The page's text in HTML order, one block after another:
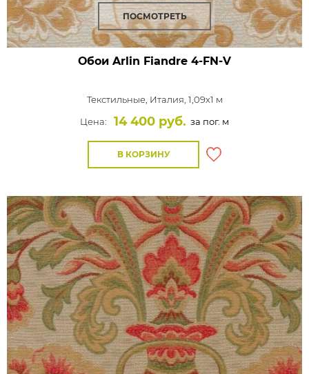
ПОСМОТРЕТЬ
Обои Arlin Fiandre 4-FN-V
Текстильные, Италия, 1,09x1 м
Цена:
14 400 руб. за пог. м
В КОРЗИНУ